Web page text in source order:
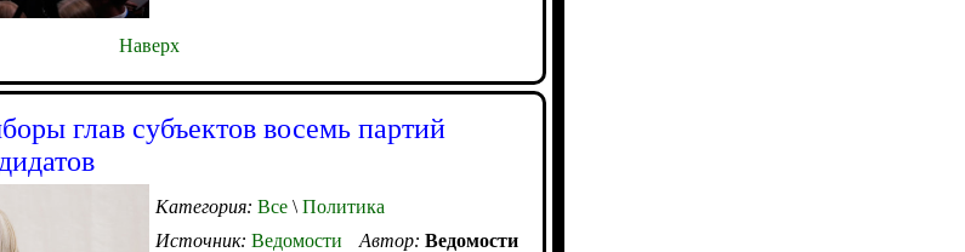
Наверх
глав субъектов восемь партий
Категория: Все \ Политика
Источник: Ведомости Автор: Ведомости